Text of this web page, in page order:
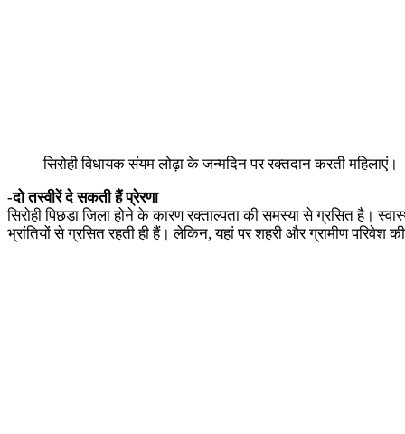
सिरोही विधायक संयम लोढ़ा के जन्मदिन पर रक्तदान करती महिलाएं।
-दो तस्वीरें दे सकती हैं प्रेरणा
सिरोही पिछड़ा जिला होने के कारण रक्ताल्पता की समस्या से ग्रसित है।
भ्रांतियों से ग्रसित रहती ही हैं। लेकिन, यहां पर शहरी और ग्रामीण परिवेश